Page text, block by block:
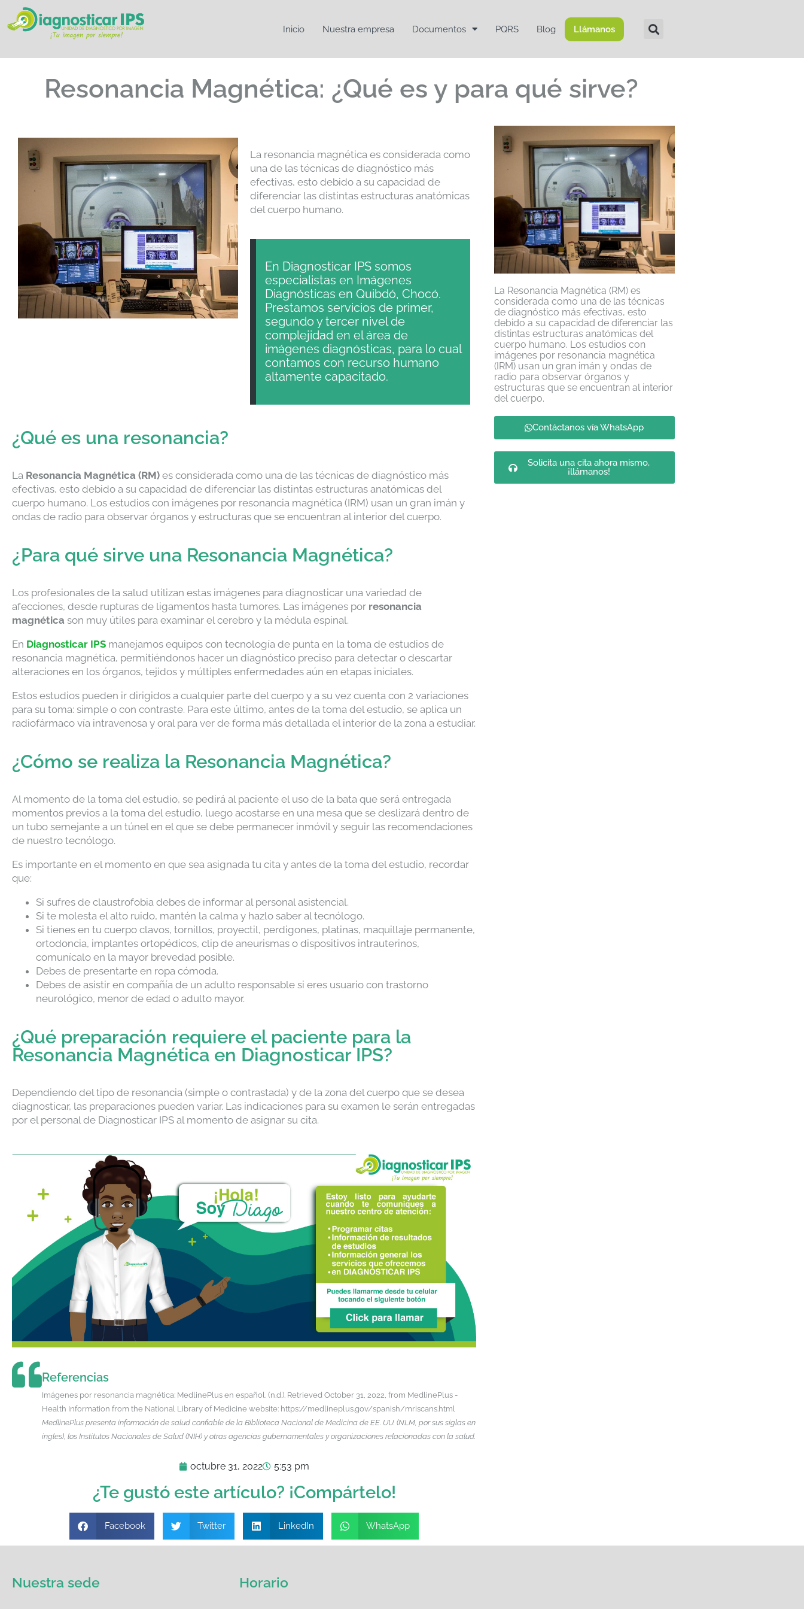
Inicio Nuestra empresa Documentos PQRS Blog Llámanos
Resonancia Magnética: ¿Qué es y para qué sirve?
La resonancia magnética es considerada como
una de las técnicas de diagnóstico más
efectivas, esto debido a su capacidad de
diferenciar las distintas estructuras anatómicas
del cuerpo humano.
En Diagnosticar IPS somos
especialistas en Imágenes
Diagnósticas en Quibdó, Chocó.
Prestamos servicios de primer,
segundo y tercer nivel de
complejidad en el área de
imágenes diagnósticas, para lo cual
contamos con recurso humano
altamente capacitado.
¿Qué es una resonancia?
La Resonancia Magnética (RM) es considerada como una de las técnicas de diagnóstico más
efectivas, esto debido a su capacidad de diferenciar las distintas estructuras anatómicas del
cuerpo humano. Los estudios con imágenes por resonancia magnética (IRM) usan un gran imán y
ondas de radio para observar órganos y estructuras que se encuentran al interior del cuerpo.
¿Para qué sirve una Resonancia Magnética?
Los profesionales de la salud utilizan estas imágenes para diagnosticar una variedad de
afecciones, desde rupturas de ligamentos hasta tumores. Las imágenes por resonancia
magnética son muy útiles para examinar el cerebro y la médula espinal.
En Diagnosticar IPS manejamos equipos con tecnología de punta en la toma de estudios de
resonancia magnética, permitiéndonos hacer un diagnóstico preciso para detectar o descartar
alteraciones en los órganos, tejidos y múltiples enfermedades aún en etapas iniciales.
Estos estudios pueden ir dirigidos a cualquier parte del cuerpo y a su vez cuenta con 2 variaciones
para su toma: simple o con contraste. Para este último, antes de la toma del estudio, se aplica un
radiofármaco vía intravenosa y oral para ver de forma más detallada el interior de la zona a estudiar.
¿Cómo se realiza la Resonancia Magnética?
Al momento de la toma del estudio, se pedirá al paciente el uso de la bata que será entregada
momentos previos a la toma del estudio, luego acostarse en una mesa que se deslizará dentro de
un tubo semejante a un túnel en el que se debe permanecer inmóvil y seguir las recomendaciones
de nuestro tecnólogo.
Es importante en el momento en que sea asignada tu cita y antes de la toma del estudio, recordar
que:
Si sufres de claustrofobia debes de informar al personal asistencial.
Si te molesta el alto ruido, mantén la calma y hazlo saber al tecnólogo.
Si tienes en tu cuerpo clavos, tornillos, proyectil, perdigones, platinas, maquillaje permanente,
ortodoncia, implantes ortopédicos, clip de aneurismas o dispositivos intrauterinos,
comunícalo en la mayor brevedad posible.
Debes de presentarte en ropa cómoda.
Debes de asistir en compañía de un adulto responsable si eres usuario con trastorno
neurológico, menor de edad o adulto mayor.
¿Qué preparación requiere el paciente para la
Resonancia Magnética en Diagnosticar IPS?
Dependiendo del tipo de resonancia (simple o contrastada) y de la zona del cuerpo que se desea
diagnosticar, las preparaciones pueden variar. Las indicaciones para su examen le serán entregadas
por el personal de Diagnosticar IPS al momento de asignar su cita.
Referencias
Imágenes por resonancia magnética: MedlinePlus en español. (n.d.). Retrieved October 31, 2022, from MedlinePlus -
Health Information from the National Library of Medicine website: https://medlineplus.gov/spanish/mriscans.html
MedlinePlus presenta información de salud confiable de la Biblioteca Nacional de Medicina de EE. UU. (NLM, por sus siglas en
ingles), los Institutos Nacionales de Salud (NIH) y otras agencias gubernamentales y organizaciones relacionadas con la salud.
octubre 31, 2022 5:53 pm
¿Te gustó este artículo? ¡Compártelo!
Facebook Twitter LinkedIn WhatsApp
La Resonancia Magnética (RM) es
considerada como una de las técnicas
de diagnóstico más efectivas, esto
debido a su capacidad de diferenciar las
distintas estructuras anatómicas del
cuerpo humano. Los estudios con
imágenes por resonancia magnética
(IRM) usan un gran imán y ondas de
radio para observar órganos y
estructuras que se encuentran al interior
del cuerpo.
Contáctanos vía WhatsApp
Solicita una cita ahora mismo,
¡llámanos!
Nuestra sede Horario